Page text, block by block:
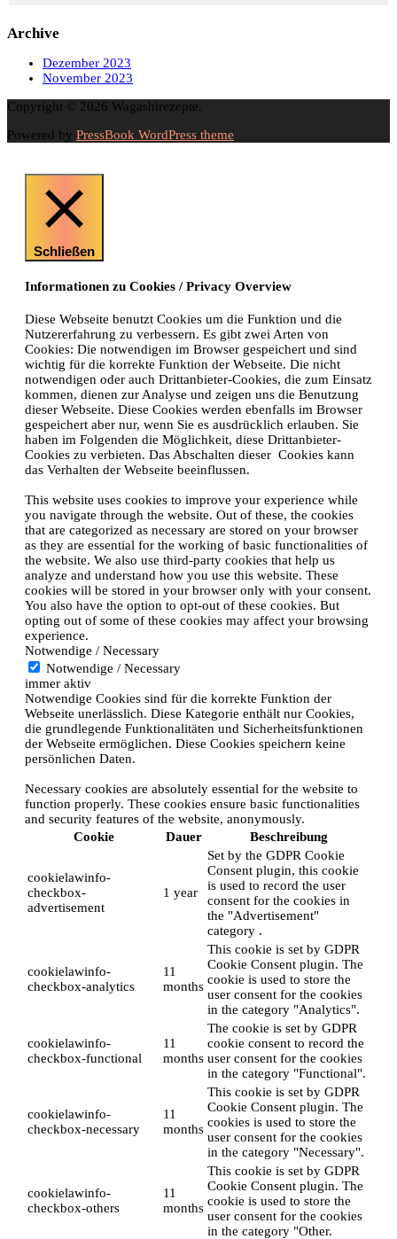
Archive
Dezember 2023
November 2023
Copyright © 2026 Wagashirezepte.
Powered by PressBook WordPress theme
Schließen
Informationen zu Cookies / Privacy Overview
Diese Webseite benutzt Cookies um die Funktion und die
Nutzererfahrung zu verbessern. Es gibt zwei Arten von
Cookies: Die notwendigen im Browser gespeichert und sind
wichtig für die korrekte Funktion der Webseite. Die nicht
notwendigen oder auch Drittanbieter-Cookies, die zum Einsatz
kommen, dienen zur Analyse und zeigen uns die Benutzung
dieser Webseite. Diese Cookies werden ebenfalls im Browser
gespeichert aber nur, wenn Sie es ausdrücklich erlauben. Sie
haben im Folgenden die Möglichkeit, diese Drittanbieter-
Cookies zu verbieten. Das Abschalten dieser Cookies kann
das Verhalten der Webseite beeinflussen.
This website uses cookies to improve your experience while
you navigate through the website. Out of these, the cookies
that are categorized as necessary are stored on your browser
as they are essential for the working of basic functionalities of
the website. We also use third-party cookies that help us
analyze and understand how you use this website. These
cookies will be stored in your browser only with your consent.
You also have the option to opt-out of these cookies. But
opting out of some of these cookies may affect your browsing
experience.
Notwendige / Necessary
Notwendige / Necessary
immer aktiv
Notwendige Cookies sind für die korrekte Funktion der
Webseite unerlässlich. Diese Kategorie enthält nur Cookies,
die grundlegende Funktionalitäten und Sicherheitsfunktionen
der Webseite ermöglichen. Diese Cookies speichern keine
persönlichen Daten.
Necessary cookies are absolutely essential for the website to
function properly. These cookies ensure basic functionalities
and security features of the website, anonymously.
Cookie
Dauer Beschreibung
cookielawinfo-
checkbox-
advertisement
1 year
Set by the GDPR Cookie
Consent plugin, this cookie
is used to record the user
consent for the cookies in
the "Advertisement"
category .
cookielawinfo-
checkbox-analytics
11
months
This cookie is set by GDPR
Cookie Consent plugin. The
cookie is used to store the
user consent for the cookies
in the category "Analytics".
cookielawinfo-
checkbox-functional
11
months
The cookie is set by GDPR
cookie consent to record the
user consent for the cookies
in the category "Functional".
cookielawinfo-
checkbox-necessary
11
months
This cookie is set by GDPR
Cookie Consent plugin. The
cookies is used to store the
user consent for the cookies
in the category "Necessary".
cookielawinfo-
checkbox-others
11
months
This cookie is set by GDPR
Cookie Consent plugin. The
cookie is used to store the
user consent for the cookies
in the category "Other.